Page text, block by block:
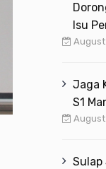
Isu
Jaga
S1
Sulap